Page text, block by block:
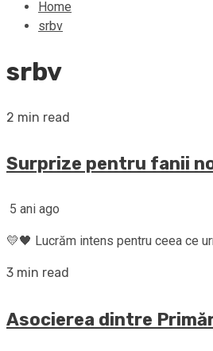
Home
srbv
srbv
2 min read
Surprize pentru fanii
5 ani ago
💛🖤 Lucrăm intens pentru ceea ce
3 min read
Asocierea dintre